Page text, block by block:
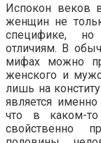
Испокон веков
женщин не
специфике, но
отличиям. В
мифах можно
женского и
лишь на
является
что в каком-
свойственно